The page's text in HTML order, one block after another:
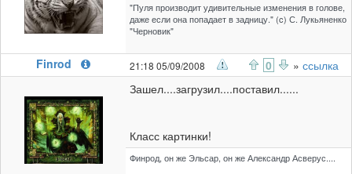
"Пуля производит удивительные изменения в голове,
даже если она попадает в задницу." (c) С. Лукьяненко
"Черновик"
Finrod 21:18 05/09/2008 0 » ссылка
Зашел....загрузил....поставил......
Класс картинки!
Финрод, он же Эльсар, он же Александр Асверус....